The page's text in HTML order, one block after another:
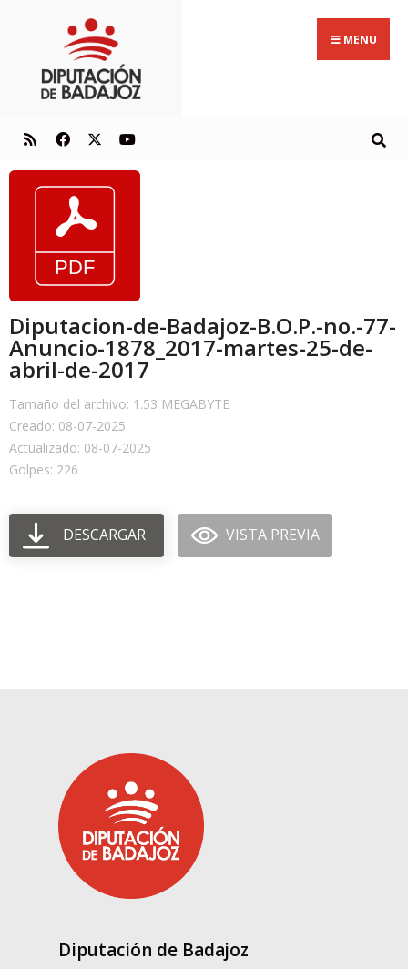
MENU
Diputacion-de-Badajoz-B.O.P.-no.-77-
Anuncio-1878_2017-martes-25-de-
abril-de-2017
Tamaño del archivo: 1.53 MEGABYTE
Creado: 08-07-2025
Actualizado: 08-07-2025
Golpes: 226
DESCARGAR VISTA PREVIA
Diputación de Badajoz